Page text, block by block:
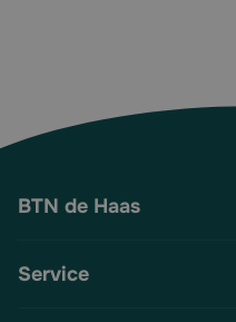
BTN de Haas
Service